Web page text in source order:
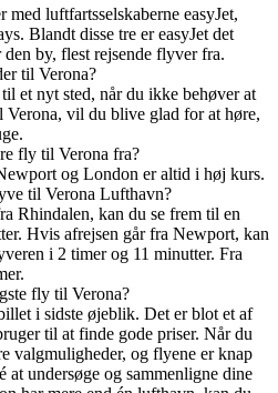
luftfartsselskaberne easyJet,
Blandt disse tre er easyJet det
by, flest rejsende flyver fra.
til Verona?
et nyt sted, når du ikke behøver at
vil du blive glad for at høre,
fly til Verona fra?
og London er altid i høj kurs.
til Verona Lufthavn?
Rhindalen, kan du se frem til en
Hvis afrejsen går fra Newport, kan
i 2 timer og 11 minutter. Fra
fly til Verona?
i sidste øjeblik. Det er blot et af
til at finde gode priser. Når du
valgmuligheder, og flyene er knap
at undersøge og sammenligne dine